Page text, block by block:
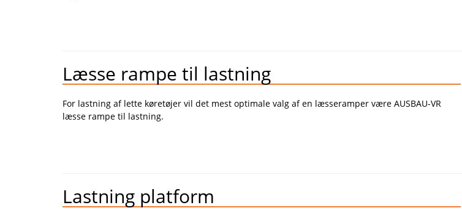
Læsse rampe til lastning
For lastning af lette køretøjer vil det mest optimale valg af en læsseramper være AUSBAU-VR
læsse rampe til lastning.
Lastning platform